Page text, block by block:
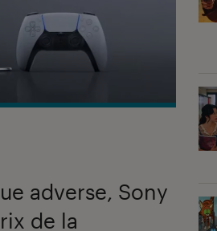
adverse, Sony
de la